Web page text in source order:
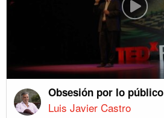
Obsesión por lo público
Luis Javier Castro